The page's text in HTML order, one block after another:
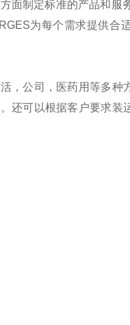
制定标准的产品和服
为每个需求提供合
，公司，医药用等多种
还可以根据客户要求装